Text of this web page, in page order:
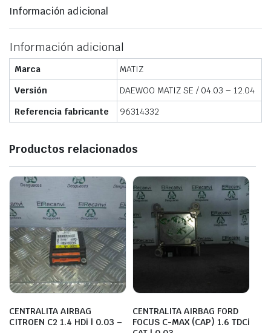
Información adicional
Información adicional
Marca
MATIZ
Versión
DAEWOO MATIZ SE / 04.03 – 12.04
Referencia fabricante
96314332
Productos relacionados
CENTRALITA AIRBAG
CITROEN C2 1.4 HDi | 0.03 –
CENTRALITA AIRBAG FORD
FOCUS C-MAX (CAP) 1.6 TDCi